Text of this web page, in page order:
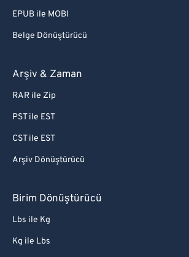
EPUB ile MOBI
Belge Dönüştürücü
Arşiv & Zaman
RAR ile Zip
PST ile EST
CST ile EST
Arşiv Dönüştürücü
Birim Dönüştürücü
Lbs ile Kg
Kg ile Lbs